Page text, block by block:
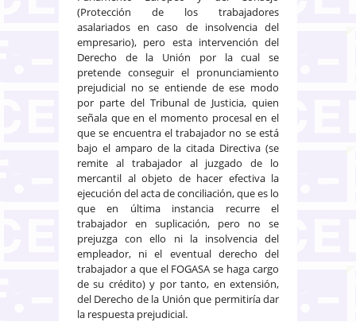
(Protección de los trabajadores
asalariados en caso de insolvencia del
empresario), pero esta intervención del
Derecho de la Unión por la cual se
pretende conseguir el pronunciamiento
prejudicial no se entiende de ese modo
por parte del Tribunal de Justicia, quien
señala que en el momento procesal en el
que se encuentra el trabajador no se está
bajo el amparo de la citada Directiva (se
remite al trabajador al juzgado de lo
mercantil al objeto de hacer efectiva la
ejecución del acta de conciliación, que es lo
que en última instancia recurre el
trabajador en suplicación, pero no se
prejuzga con ello ni la insolvencia del
empleador, ni el eventual derecho del
trabajador a que el FOGASA se haga cargo
de su crédito) y por tanto, en extensión,
del Derecho de la Unión que permitiría dar
la respuesta prejudicial.